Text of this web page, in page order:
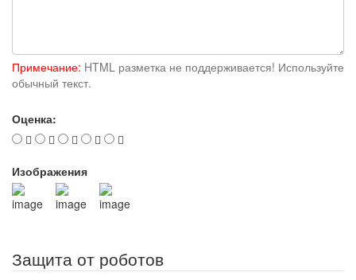
Примечание: HTML разметка не поддерживается! Используйте
обычный текст.
Оценка:
Изображения
Защита от роботов